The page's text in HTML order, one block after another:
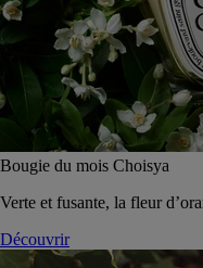
Bougie du mois Choisya
Verte et fusante, la fleur
Découvrir